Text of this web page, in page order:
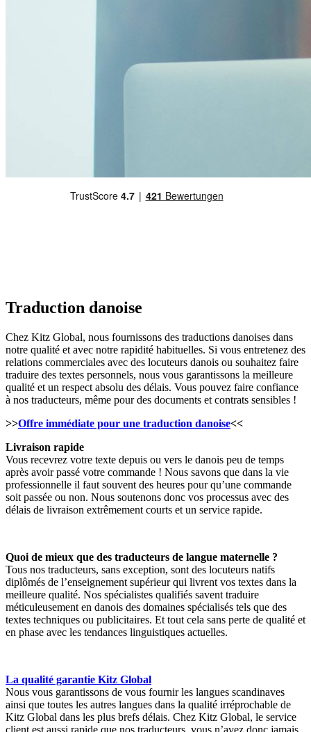
Traduction danoise
Chez Kitz Global, nous fournissons des traductions danoises dans
notre qualité et avec notre rapidité habituelles. Si vous entretenez des
relations commerciales avec des locuteurs danois ou souhaitez faire
traduire des textes personnels, nous vous garantissons la meilleure
qualité et un respect absolu des délais. Vous pouvez faire confiance
à nos traducteurs, même pour des documents et contrats sensibles !
>>Offre immédiate pour une traduction danoise<<
Livraison rapide
Vous recevrez votre texte depuis ou vers le danois peu de temps
après avoir passé votre commande ! Nous savons que dans la vie
professionnelle il faut souvent des heures pour qu’une commande
soit passée ou non. Nous soutenons donc vos processus avec des
délais de livraison extrêmement courts et un service rapide.
Quoi de mieux que des traducteurs de langue maternelle ?
Tous nos traducteurs, sans exception, sont des locuteurs natifs
diplômés de l’enseignement supérieur qui livrent vos textes dans la
meilleure qualité. Nos spécialistes qualifiés savent traduire
méticuleusement en danois des domaines spécialisés tels que des
textes techniques ou publicitaires. Et tout cela sans perte de qualité et
en phase avec les tendances linguistiques actuelles.
La qualité garantie Kitz Global
Nous vous garantissons de vous fournir les langues scandinaves
ainsi que toutes les autres langues dans la qualité irréprochable de
Kitz Global dans les plus brefs délais. Chez Kitz Global, le service
client est aussi rapide que nos traducteurs, vous n’avez donc jamais